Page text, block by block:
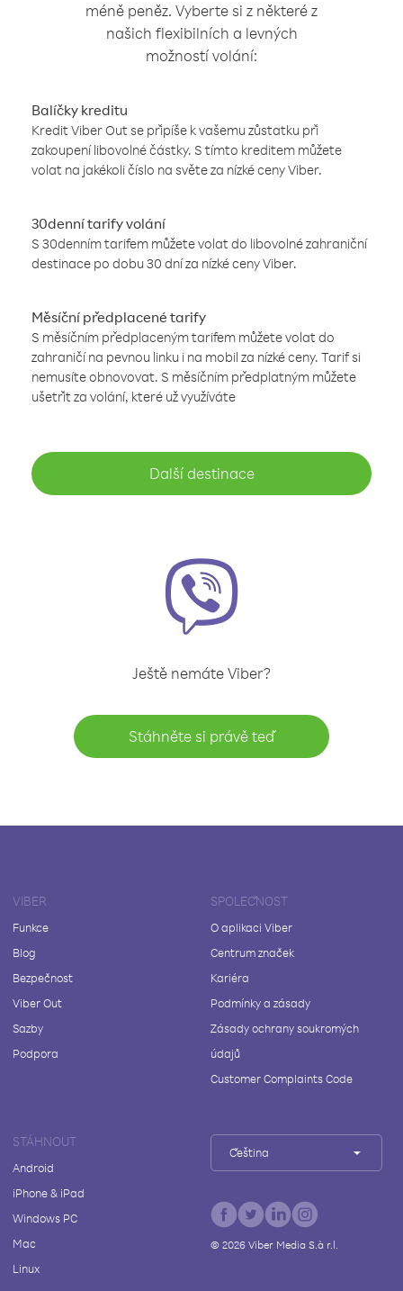
méně peněz. Vyberte si z některé z
našich flexibilních a levných
možností volání:
Balíčky kreditu
Kredit Viber Out se připíše k vašemu zůstatku při
zakoupení libovolné částky. S tímto kreditem můžete
volat na jakékoli číslo na světe za nízké ceny Viber.
30denní tarify volání
S 30denním tarifem můžete volat do libovolné zahraniční
destinace po dobu 30 dní za nízké ceny Viber.
Měsíční předplacené tarify
S měsíčním předplaceným tarifem můžete volat do
zahraničí na pevnou linku i na mobil za nízké ceny. Tarif si
nemusíte obnovovat. S měsíčním předplatným můžete
ušetřit za volání, které už využíváte
Další destinace
Ještě nemáte Viber?
Stáhněte si právě teď
VIBER
Funkce
Blog
Bezpečnost
Viber Out
Sazby
Podpora
SPOLEČNOST
O aplikaci Viber
Centrum značek
Kariéra
Podmínky a zásady
Zásady ochrany soukromých
údajů
Customer Complaints Code
STÁHNOUT
Android
iPhone & iPad
Windows PC
Mac
Linux
Čeština
© 2026Viber Media S.à r.l.